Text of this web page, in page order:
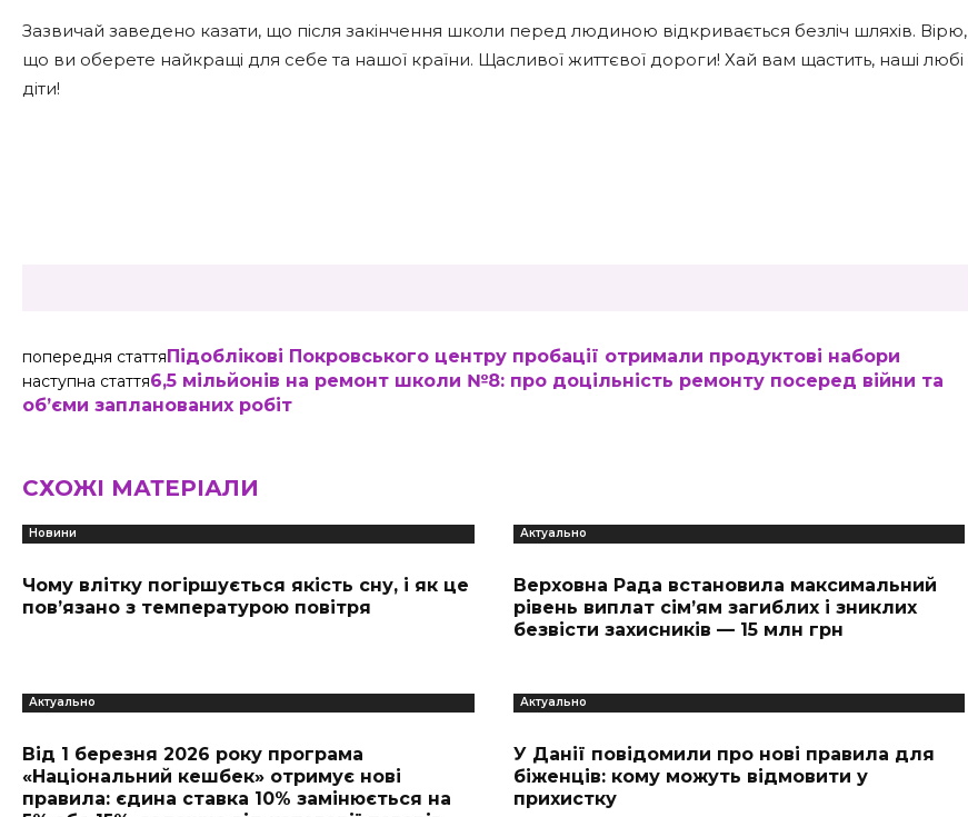
Зазвичай заведено казати, що після закінчення школи перед людиною відкривається безліч шляхів. Вірю,
що ви оберете найкращі для себе та нашої країни. Щасливої життєвої дороги! Хай вам щастить, наші любі
діти!
попередня статтяПідоблікові Покровського центру пробації отримали продуктові набори
наступна стаття6,5 мільйонів на ремонт школи №8: про доцільність ремонту посеред війни та
об’єми запланованих робіт
СХОЖІ МАТЕРІАЛИ
Новини
Чому влітку погіршується якість сну, і як це
пов’язано з температурою повітря
Актуально
Верховна Рада встановила максимальний
рівень виплат сім’ям загиблих і зниклих
безвісти захисників — 15 млн грн
Актуально
Від 1 березня 2026 року програма
«Національний кешбек» отримує нові
правила: єдина ставка 10% замінюється на
Актуально
У Данії повідомили про нові правила для
біженців: кому можуть відмовити у
прихистку